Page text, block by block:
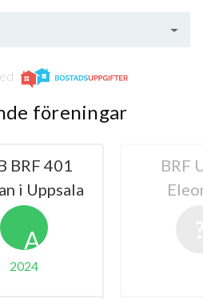
föreningar
BRF 401
i Uppsala
A
2024
BRF